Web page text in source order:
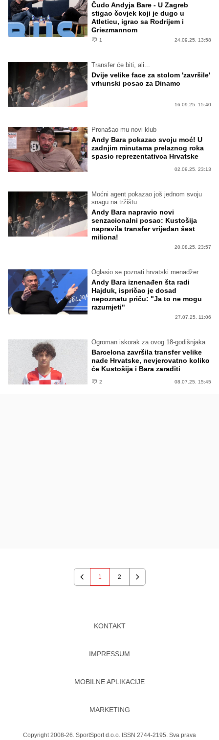
Čudo Andyja Bare - U Zagreb
stigao čovjek koji je dugo u
Atleticu, igrao sa Rodrijem i
Griezmannom
1 24.09.25. 13:58
Transfer će biti, ali...
Dvije velike face za stolom 'završile'
vrhunski posao za Dinamo
16.09.25. 15:40
Pronašao mu novi klub
Andy Bara pokazao svoju moć! U
zadnjim minutama prelaznog roka
spasio reprezentativca Hrvatske
02.09.25. 23:13
Moćni agent pokazao još jednom svoju
snagu na tržištu
Andy Bara napravio novi
senzacionalni posao: Kustošija
napravila transfer vrijedan šest
miliona!
20.08.25. 23:57
Oglasio se poznati hrvatski menadžer
Andy Bara iznenađen šta radi
Hajduk, ispričao je dosad
nepoznatu priču: "Ja to ne mogu
razumjeti"
27.07.25. 11:06
Ogroman iskorak za ovog 18-godišnjaka
Barcelona završila transfer velike
nade Hrvatske, nevjerovatno koliko
će Kustošija i Bara zaraditi
2 08.07.25. 15:45
Previous
1 2
Next
KONTAKT
IMPRESSUM
MOBILNE APLIKACIJE
MARKETING
Copyright 2008-26. SportSport d.o.o. ISSN 2744-2195. Sva prava